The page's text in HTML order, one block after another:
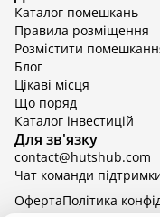
Відпочинок в
Відпочинок у
Відпочинок в Яремче
Відпочинок у
Відпочинок з басейном
Каталог помешкань
Правила розміщення
Розмістити
Блог
Цікаві місця
Що поряд
Каталог інвестицій
Для зв'язку
contact@hutshub.com
Чат команди
ОфертаПолітика